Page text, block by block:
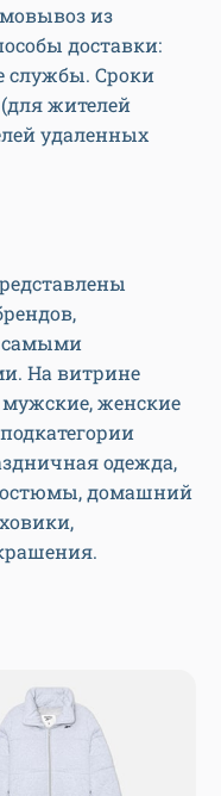
из
доставки:
службы. Сроки
(для жителей
удаленных
самыми
На витрине
женские
одежда,
домашний